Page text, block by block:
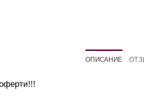
ОПИСАНИЕ